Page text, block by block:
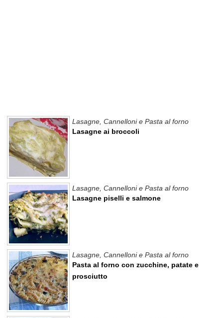
Lasagne ai broccoli
Lasagne, Cannelloni e Pasta al forno
Lasagne piselli e salmone
Lasagne, Cannelloni e Pasta al forno
Pasta al forno con zucchine, patate e
prosciutto
Lasagne, Cannelloni e Pasta al forno